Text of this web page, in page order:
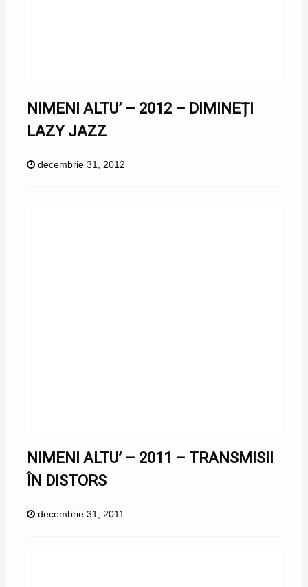
NIMENI ALTU’ – 2012 – DIMINEȚI
LAZY JAZZ
decembrie 31, 2012
NIMENI ALTU’ – 2011 – TRANSMISII
ÎN DISTORS
decembrie 31, 2011